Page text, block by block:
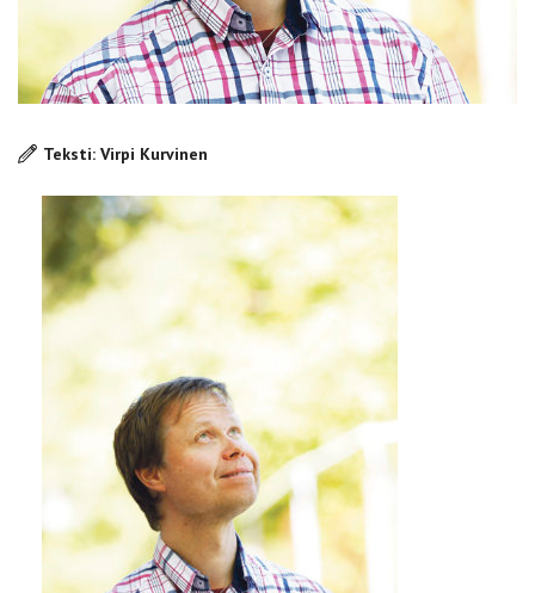
Teksti: Virpi Kurvinen